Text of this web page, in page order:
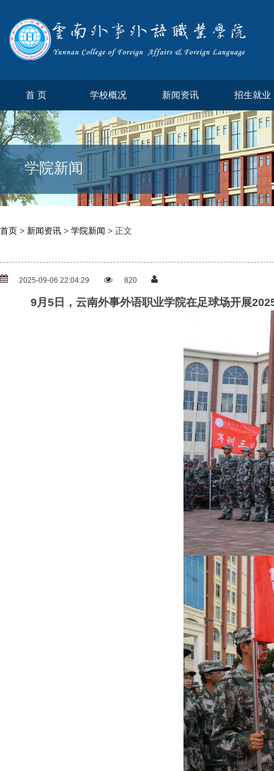
首 页 学校概况 新闻资讯 招生就业
学院新闻
首页 > 新闻资讯 > 学院新闻 > 正文
2025-09-06 22:04:29 820
9月5日，云南外事外语职业学院在足球场开展